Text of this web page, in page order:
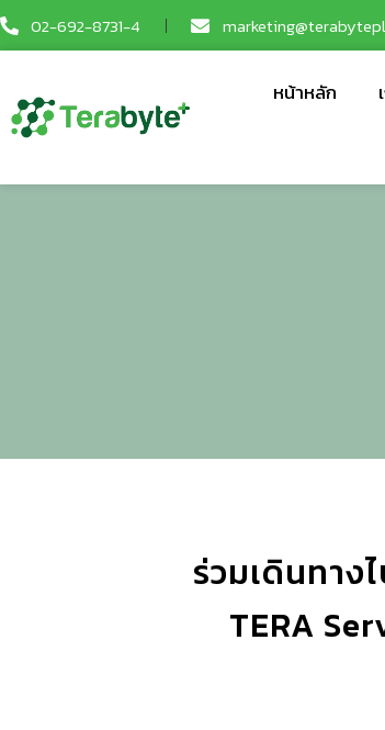
02-692-8731-4
หน้าหลัก
ร่วมเดินทาง
TERA